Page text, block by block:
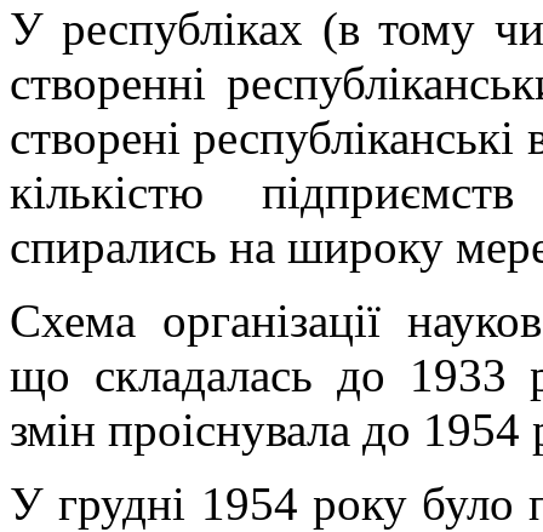
У республіках (в тому
створенні
створені
кількістю
спирались на широку
Схема організації
що складалась до 1933
змін проіснувала до 1954
У грудні 1954 року було